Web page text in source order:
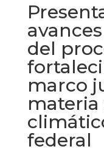
del
marco
federal